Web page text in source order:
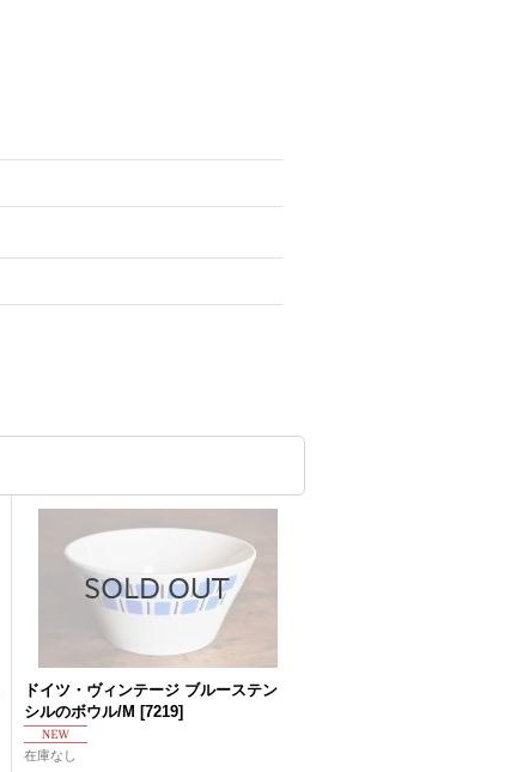
ドイツ・ヴィンテージ ブルーステン
シルのボウル/M [7219]
在庫なし